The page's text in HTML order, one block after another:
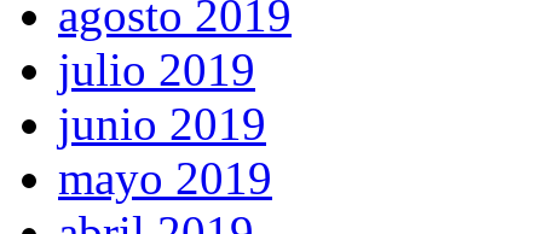
agosto 2019
julio 2019
junio 2019
mayo 2019